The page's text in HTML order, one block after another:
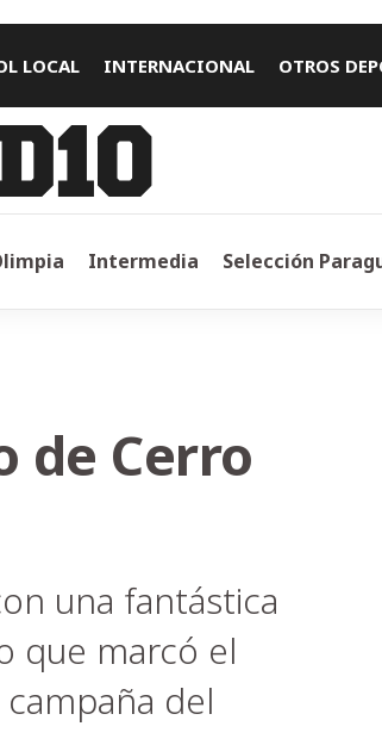
LOCAL INTERNACIONAL OTROS
Intermedia Selección
de Cerro
una fantástica
que marcó el
del